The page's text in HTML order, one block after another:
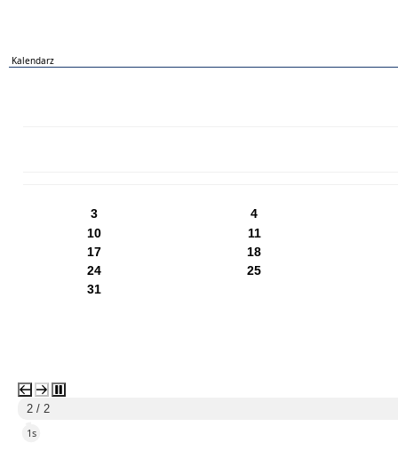
Kalendarz
3
4
10
11
17
18
24
25
31
1 / 2
4s